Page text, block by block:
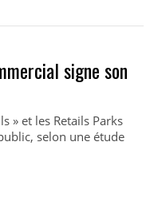
signe son
» et les Retails Parks
selon une étude